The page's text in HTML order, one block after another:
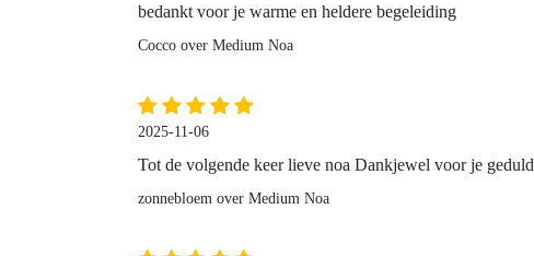
bedankt voor je warme en heldere begeleiding
Cocco over Medium Noa
2025-11-06
Tot de volgende keer lieve noa Dankjewel voor je geduld
zonnebloem over Medium Noa